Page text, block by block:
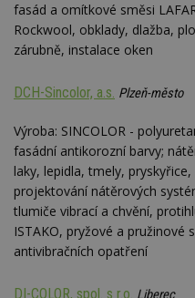
fasád a omítkové směsi
Rockwool, obklady, dlažba,
zárubně, instalace oken
DCH-Sincolor, a.s. Plzeň-město
Výroba: SINCOLOR -
fasádní antikorozní barvy;
laky, lepidla, tmely,
projektování nátěrových
tlumiče vibrací a chvění,
ISTAKO, pryžové a pružinové
antivibračních opatření
DI-COLOR, spol. s r.o.